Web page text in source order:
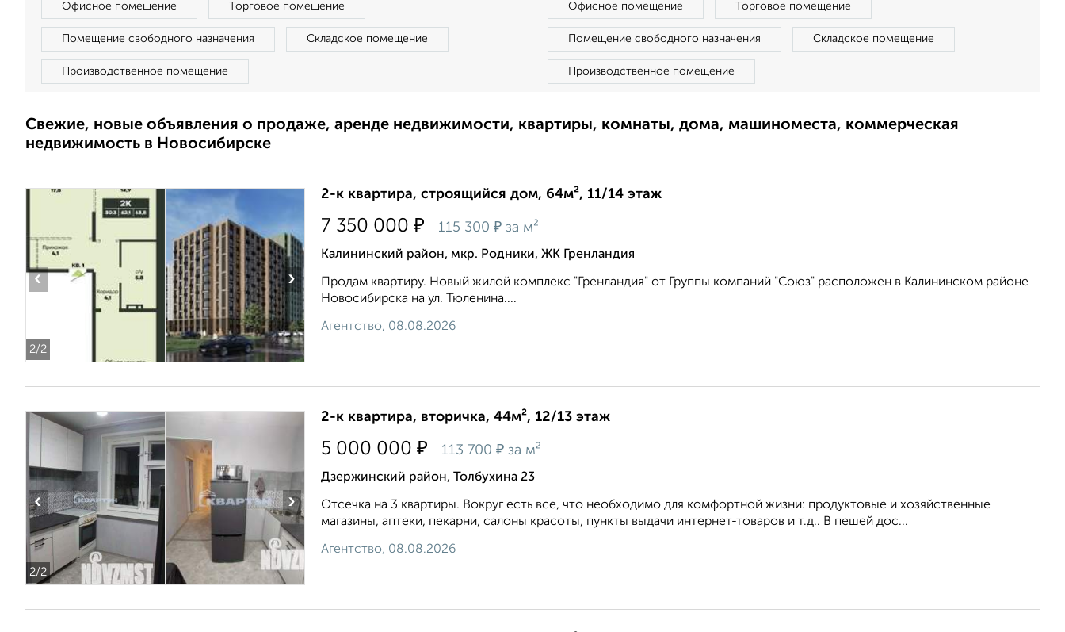
Офисное помещение Торговое помещение
Помещение свободного назначения Складское помещение
Производственное помещение
Офисное помещение Торговое помещение
Помещение свободного назначения Складское помещение
Производственное помещение
Свежие, новые объявления о продаже, аренде недвижимости, квартиры, комнаты, дома, машиноместа, коммерческая
недвижимость в Новосибирске
2/2
‹ ›
2-к квартира, строящийся дом, 64м², 11/14 этаж
7 350 000 ₽ 115 300 ₽ за м²
Калининский район, мкр. Родники, ЖК Гренландия
Продам квартиру. Новый жилой комплекс "Гренландия" от Группы компаний "Союз" расположен в Калининском районе
Новосибирска на ул. Тюленина....
Агентство, 08.08.2026
2/2
‹ ›
2-к квартира, вторичка, 44м², 12/13 этаж
5 000 000 ₽ 113 700 ₽ за м²
Дзержинский район, Толбухина 23
Отсечка на 3 квартиры. Вокруг есть все, что необходимо для комфортной жизни: продуктовые и хозяйственные
магазины, аптеки, пекарни, салоны красоты, пункты выдачи интернет-товаров и т.д.. В пешей дос...
Агентство, 08.08.2026